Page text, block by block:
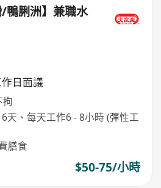
/鴨脷洲】兼職水
日面議
拘
天、每天工作6 - 8小時 (彈性工
膳食
$50-75/小時